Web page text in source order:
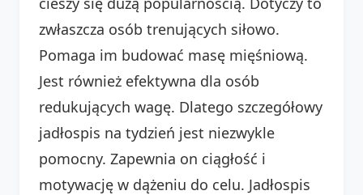
zwłaszcza osób trenujących siłowo.
Pomaga im budować masę mięśniową.
Jest również efektywna dla osób
redukujących wagę. Dlatego szczegółowy
jadłospis na tydzień jest niezwykle
pomocny. Zapewnia on ciągłość i
motywację w dążeniu do celu. Jadłospis